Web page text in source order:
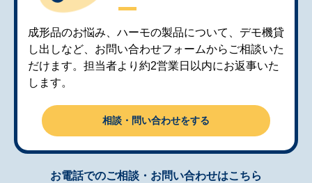
成形品のお悩み、ハーモの製品について、デモ機貸
し出しなど、お問い合わせフォームからご相談いた
だけます。担当者より約2営業日以内にお返事いた
します。
相談・問い合わせをする
お電話でのご相談・お問い合わせはこちら